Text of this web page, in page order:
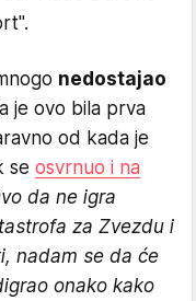
nedostajao
je ovo bila prva
od kada je
se osvrnuo i na
da ne igra
za Zvezdu i
nadam se da će
onako kako